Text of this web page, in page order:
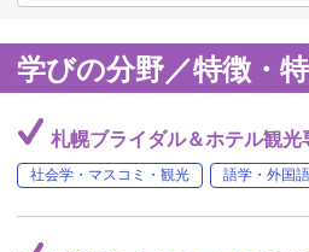
学びの分野／特徴・
札幌ブライダル＆ホテル観光
社会学・マスコミ・観光 語学・外国語